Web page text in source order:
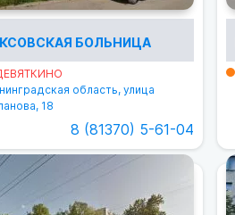
БОЛЬНИЦА
область, улица
18
8 (81370) 5-61-04